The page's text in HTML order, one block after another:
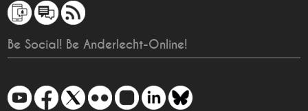
Be Social! Be Anderlecht-Online!